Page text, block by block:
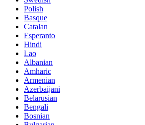
Polish
Basque
Catalan
Esperanto
Hindi
Lao
Albanian
Amharic
Armenian
Azerbaijani
Belarusian
Bengali
Bosnian